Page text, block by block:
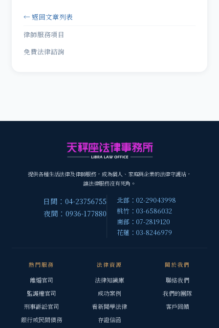
← 返回文章列表
律師服務項目
免費法律諮詢
提供各種生活法律及律師服務，成為個人、家庭與企業的法律守護站，
讓法律服務沒有死角。
日間：04-23756755
夜間：0936-177880
北部：02-29043998
桃竹：03-6586032
南部：07-2819120
花蓮：03-8246979
熱門服務
離婚官司
監護權官司
刑事訴訟官司
銀行或民間債務
法律資源
法律知識庫
成功案例
看新聞學法律
存證信函
關於我們
聯絡我們
我們的團隊
客戶回饋